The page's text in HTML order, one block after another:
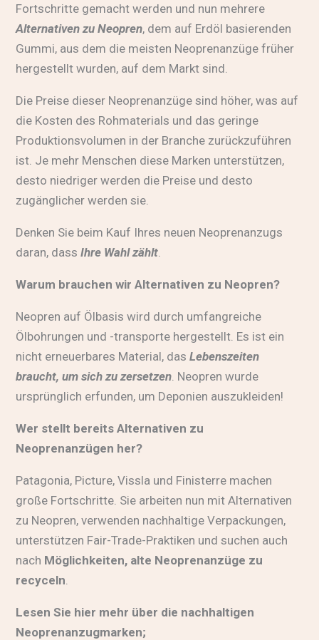
Fortschritte gemacht werden und nun mehrere
Alternativen zu Neopren, dem auf Erdöl basierenden
Gummi, aus dem die meisten Neoprenanzüge früher
hergestellt wurden, auf dem Markt sind.
Die Preise dieser Neoprenanzüge sind höher, was auf
die Kosten des Rohmaterials und das geringe
Produktionsvolumen in der Branche zurückzuführen
ist. Je mehr Menschen diese Marken unterstützen,
desto niedriger werden die Preise und desto
zugänglicher werden sie.
Denken Sie beim Kauf Ihres neuen Neoprenanzugs
daran, dassIhre Wahl zählt
Warum brauchen wir Alternativen zu Neopren?
Neopren auf Ölbasis wird durch umfangreiche
Ölbohrungen und -transporte hergestellt. Es ist ein
nicht erneuerbares Material, dasLebenszeiten
braucht, um sich zu zersetzen . Neopren wurde
ursprünglich erfunden, um Deponien auszukleiden!
Wer stellt bereits Alternativen zu
Neoprenanzügen her?
Patagonia, Picture, Vissla und Finisterre machen
große Fortschritte. Sie arbeiten nun mit Alternativen
zu Neopren, verwenden nachhaltige Verpackungen,
unterstützen Fair-Trade-Praktiken und suchen auch
nach Möglichkeiten, alte Neoprenanzüge zu
recyceln
Lesen Sie hier mehr über die nachhaltigen
Neoprenanzugmarken;